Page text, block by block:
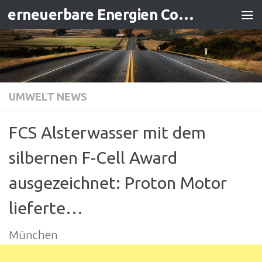
Zum Inhalt springen erneuerbare Energien Contracting
UMWELT NEWS
FCS Alsterwasser mit dem
silbernen F-Cell Award
ausgezeichnet: Proton Motor
lieferte…
München